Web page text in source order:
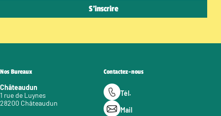
Nos Bureaux
Châteaudun
1 rue de Luynes
28200 Châteaudun
Contactez-nous
Tél.
Mail